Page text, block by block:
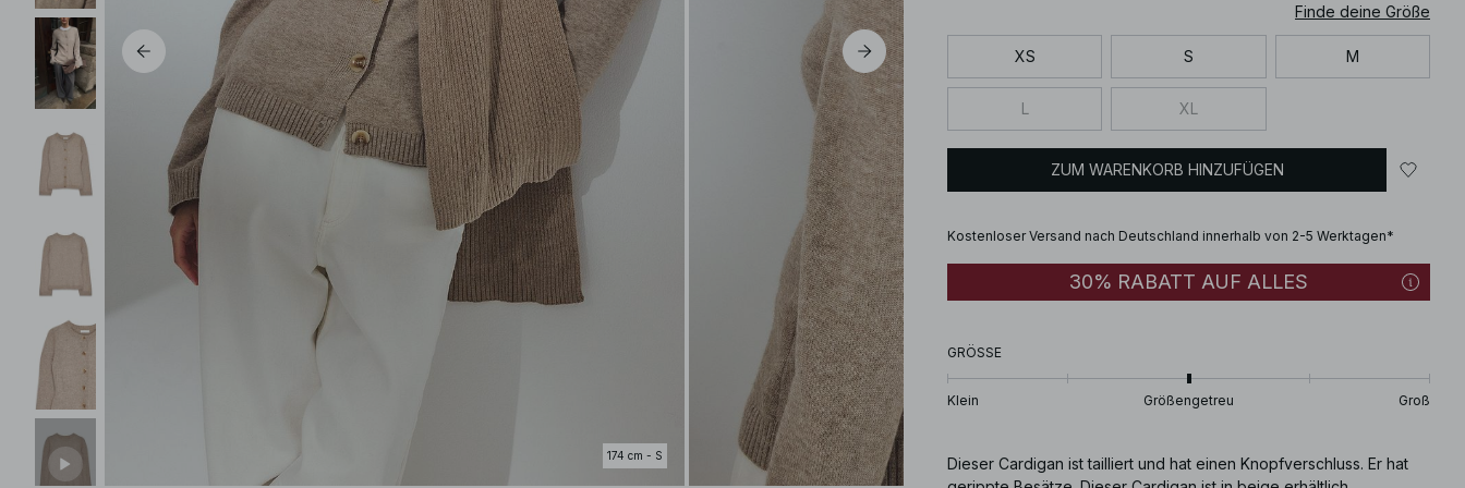
174 cm - S
Finde deine Größe
XS S M
L XL
ZUM WARENKORB HINZUFÜGEN
Kostenloser Versand nach Deutschland innerhalb von 2-5 Werktagen*
30% RABATT AUF ALLES
GRÖSSE
Klein Größengetreu Groß
Dieser Cardigan ist tailliert und hat einen Knopfverschluss. Er hat